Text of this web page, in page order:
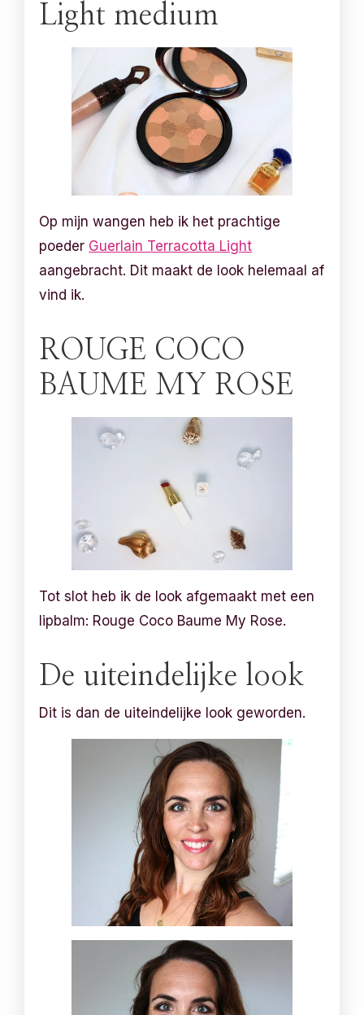
Light medium
Op mijn wangen heb ik het prachtige
poeder Guerlain Terracotta Light
aangebracht. Dit maakt de look helemaal af
vind ik.
ROUGE COCO
BAUME MY ROSE
Tot slot heb ik de look afgemaakt met een
lipbalm: Rouge Coco Baume My Rose.
De uiteindelijke look
Dit is dan de uiteindelijke look geworden.